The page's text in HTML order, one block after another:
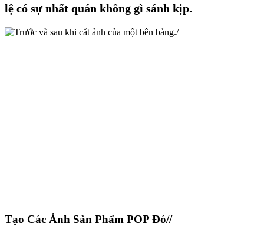
lệ có sự nhất quán không gì sánh kịp.
Tạo Các Ảnh Sản Phẩm POP Đó//